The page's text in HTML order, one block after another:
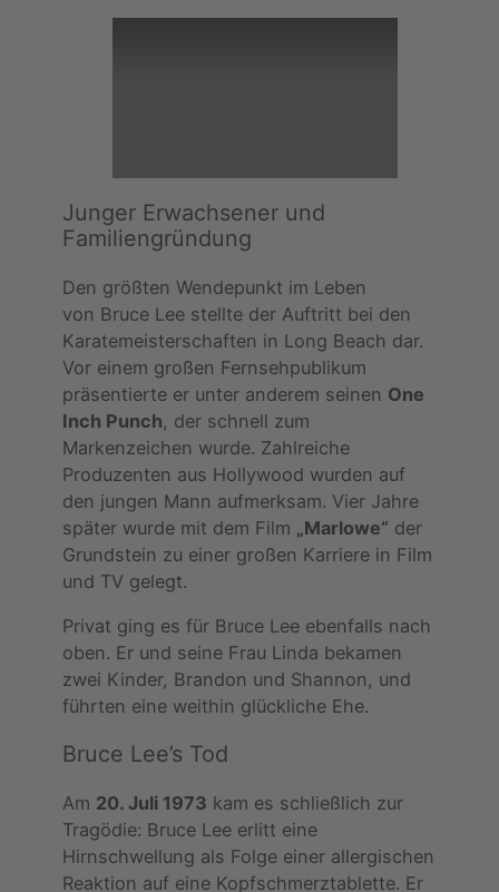
Junger Erwachsener und
Familiengründung
Den größten Wendepunkt im Leben
von Bruce Lee stellte der Auftritt bei den
Karatemeisterschaften in Long Beach dar.
Vor einem großen Fernsehpublikum
präsentierte er unter anderem seinen One
Inch Punch, der schnell zum
Markenzeichen wurde. Zahlreiche
Produzenten aus Hollywood wurden auf
den jungen Mann aufmerksam. Vier Jahre
später wurde mit dem Film „Marlowe“ der
Grundstein zu einer großen Karriere in Film
und TV gelegt.
Privat ging es für Bruce Lee ebenfalls nach
oben. Er und seine Frau Linda bekamen
zwei Kinder, Brandon und Shannon, und
führten eine weithin glückliche Ehe.
Bruce Lee’s Tod
Am 20. Juli 1973 kam es schließlich zur
Tragödie: Bruce Lee erlitt eine
Hirnschwellung als Folge einer allergischen
Reaktion auf eine Kopfschmerztablette. Er